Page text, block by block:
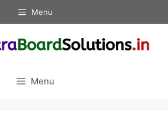
Menu
Menu